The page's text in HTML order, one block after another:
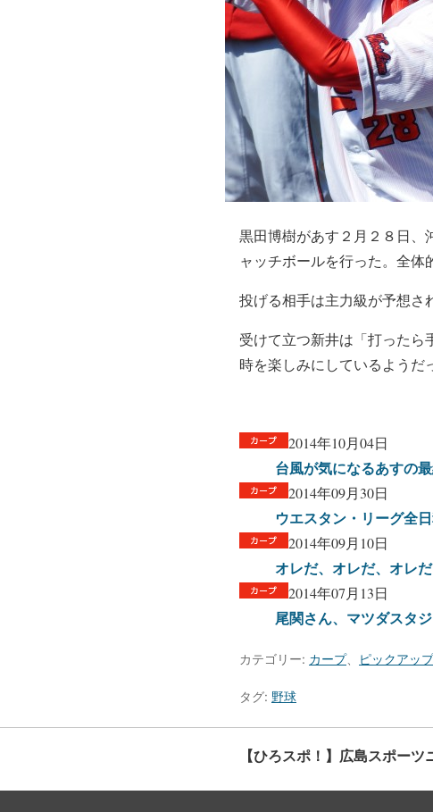
黒田博樹があす２月２８日、
ャッチボールを行った。全体
投げる相手は主力級が予想さ
受けて立つ新井は「打った
時を楽しみにしているようだ
2014年10月04日
台風が気になるあすの
2014年09月30日
ウエスタン・リーグ全
2014年09月10日
オレだ、オレだ、オレ
2014年07月13日
尾関さん、マツダスタ
カテゴリー: カープ、 ピックアップ
タグ: 野球
【ひろスポ！】広島スポー